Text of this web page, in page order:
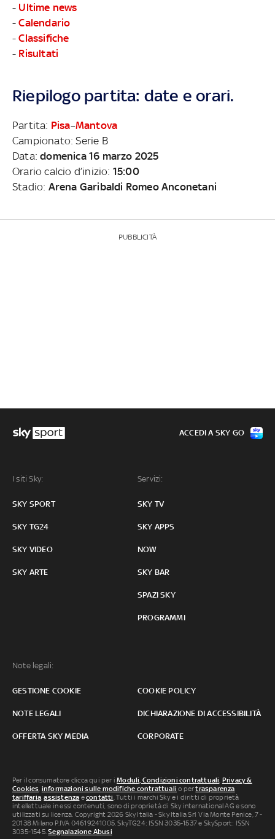
- Ultime news
-Calendario
-Classifiche
- Risultati
Riepilogo partita: date e orari.
Partita: Pisa–Mantova
Campionato: Serie B
Data:domenica 16 marzo 2025
Orario calcio d’inizio: 15:00
Stadio: Arena Garibaldi Romeo Anconetani
PUBBLICITÀ
I siti Sky:
SKY SPORT
SKY TG24
SKY VIDEO
SKY ARTE
Servizi:
SKY TV
SKY APPS
NOW
SKY BAR
SPAZI SKY
PROGRAMMI
Note legali:
GESTIONE COOKIE COOKIE POLICY
NOTE LEGALI DICHIARAZIONE DI ACCESSIBILITÀ
OFFERTA SKY MEDIA CORPORATE
ACCEDI A SKY GO
Per il consumatore clicca qui per iModuli, Condizioni contrattuali Privacy &
Cookies informazioni sulle modifiche contrattuali o pertrasparenza
tariffaria ,assistenza econtatti . Tutti i marchi Sky e i diritti di proprietà
intellettuale in essi contenuti, sono di proprietà di Sky international AG e sono
utilizzati su licenza. Copyright 2026 Sky Italia - Sky Italia Srl Via Monte Penice, 7 -
20138 Milano P.IVA 04619241005. SkyTG24: ISSN 3035-1537 e SkySport: ISSN
3035-1545.Segnalazione Abusi